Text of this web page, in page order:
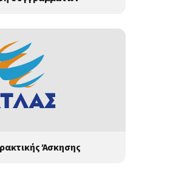
Άσκησης